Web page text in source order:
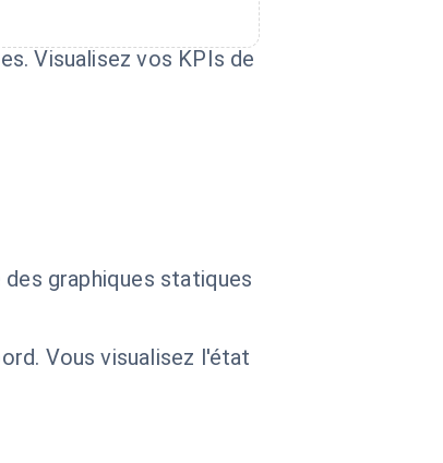
Visualisez vos KPIs de
graphiques statiques
Vous visualisez l'état